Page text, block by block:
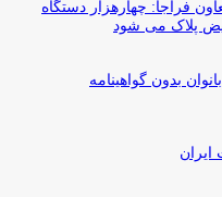
فراجا: چهارهزار دستگاه
پلاک می شود
بدون گواهینامه